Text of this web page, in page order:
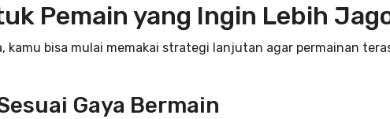
Pemain yang Ingin Lebih
kamu bisa mulai memakai strategi lanjutan agar permainan
Gaya Bermain